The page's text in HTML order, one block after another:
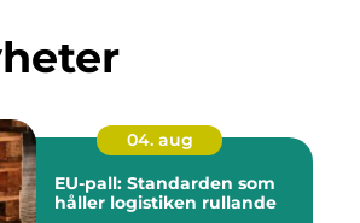
04. aug
EU-pall: Standarden som
håller logistiken rullande